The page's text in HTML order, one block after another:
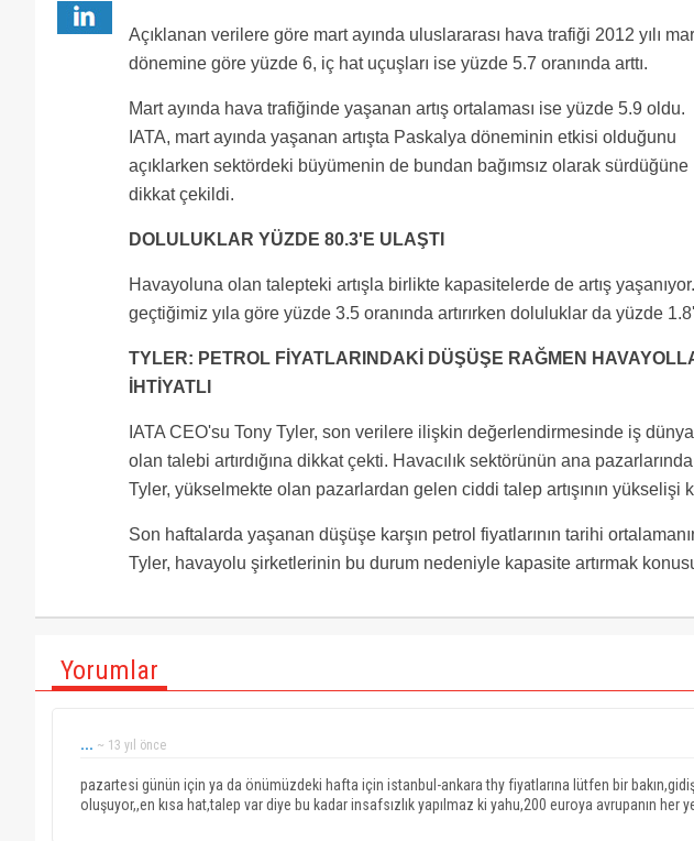
Açıklanan verilere göre mart ayında uluslararası hava trafiği 2012 yılı
dönemine göre yüzde 6, iç hat uçuşları ise yüzde 5.7 oranında arttı.
Mart ayında hava trafiğinde yaşanan artış ortalaması ise yüzde 5.9 oldu.
IATA, mart ayında yaşanan artışta Paskalya döneminin etkisi olduğunu
açıklarken sektördeki büyümenin de bundan bağımsız olarak sürdüğüne
dikkat çekildi.
DOLULUKLAR YÜZDE 80.3'E ULAŞTI
Havayoluna olan talepteki artışla birlikte kapasitelerde de artış
geçtiğimiz yıla göre yüzde 3.5 oranında artırırken doluluklar da yüzde
TYLER: PETROL FİYATLARINDAKİ DÜŞÜŞE RAĞMEN
İHTİYATLI
IATA CEO'su Tony Tyler, son verilere ilişkin değerlendirmesinde iş
olan talebi artırdığına dikkat çekti. Havacılık sektörünün ana pazarlarında
Tyler, yükselmekte olan pazarlardan gelen ciddi talep artışının yükselişi
Son haftalarda yaşanan düşüşe karşın petrol fiyatlarının tarihi
Tyler, havayolu şirketlerinin bu durum nedeniyle kapasite artırmak
Yorumlar
... ~ 13 yıl önce
pazartesi günün için ya da önümüzdeki hafta için istanbul-ankara thy fiyatlarına lütfen bir
oluşuyor,,en kısa hat,talep var diye bu kadar insafsızlık yapılmaz ki yahu,200 euroya avrupanın her